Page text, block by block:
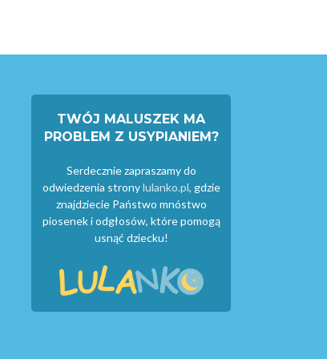
TWÓJ MALUSZEK MA
PROBLEM Z USYPIANIEM?
Serdecznie zapraszamy do
odwiedzenia stronylulanko.pl, gdzie
znajdziecie Państwo mnóstwo
piosenek i odgłosów, które pomogą
usnąć dziecku!